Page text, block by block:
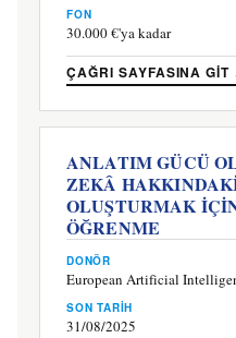
FON
30.000 €'ya kadar
ÇAĞRI SAYFASINA GIT
ANLATIM GÜCÜ
ZEKÂ
OLUŞTURMAK
ÖĞRENME
DONÖR
European Artificial
SON TARIH
31/08/2025